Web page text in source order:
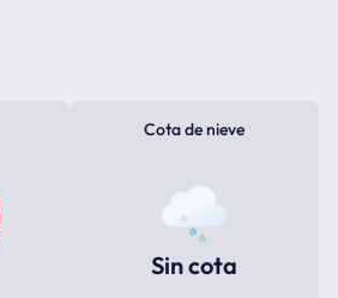
Cota de nieve
Sin cota